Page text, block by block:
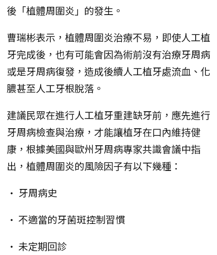
後「植體周圍炎」的發生。
曹瑞彬表示，植體周圍炎治療不易，即使人工植
牙完成後，也有可能會因為術前沒有治療牙周病
或是牙周病復發，造成後續人工植牙處流血、化
膿甚至人工牙根脫落。
建議民眾在進行人工植牙重建缺牙前，應先進行
牙周病檢查與治療，才能讓植牙在口內維持健
康，根據美國與歐州牙周病專家共識會議中指
出，植體周圍炎的風險因子有以下幾種：
• 牙周病史
• 不適當的牙菌斑控制習慣
• 未定期回診